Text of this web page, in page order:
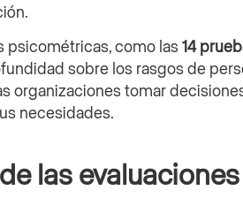
psicométricas, como las 14
sobre los rasgos de
organizaciones tomar
necesidades.
las